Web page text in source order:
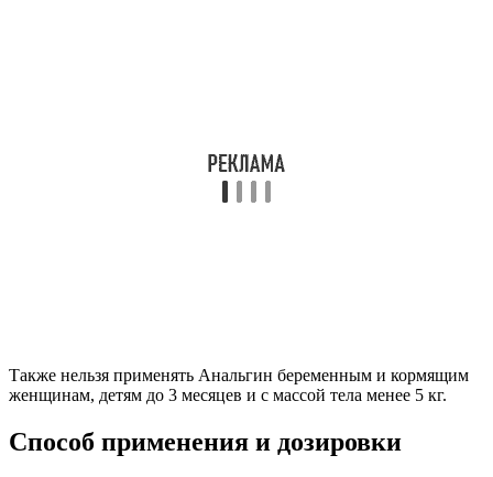
Также нельзя применять Анальгин беременным и кормящим
женщинам, детям до 3 месяцев и с массой тела менее 5 кг.
Способ применения и дозировки